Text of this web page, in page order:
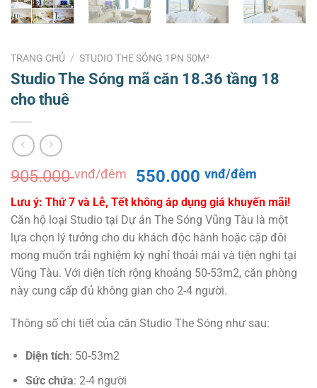
TRANG CHỦ / STUDIO THE SÓNG 1PN 50M²
Studio The Sóng mã căn 18.36 tầng 18
cho thuê
905.000vnđ/đêm
Giá
gốc
là:
905.000 vnđ/
đêm.
550.000vnđ/đêm
hiện
tại
là:
đêm.
Lưu ý: Thứ 7 và Lễ, Tết không áp dụng giá khuyến mãi!
Căn hộ loại Studio tại Dự án The Sóng Vũng Tàu là một
lựa chọn lý tưởng cho du khách độc hành hoặc cặp đôi
mong muốn trải nghiệm kỳ nghỉ thoải mái và tiện nghi tại
Vũng Tàu. Với diện tích rộng khoảng 50-53m2, căn phòng
này cung cấp đủ không gian cho 2-4 người.
Thông số chi tiết của căn Studio The Sóng như sau:
Diện tích: 50-53m2
Sức chứa: 2-4 người